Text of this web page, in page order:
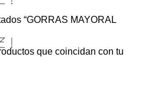
“GORRAS MAYORAL
que coincidan con tu